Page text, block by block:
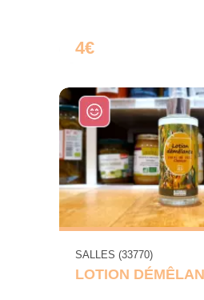
4€
SALLES (33770)
LOTION